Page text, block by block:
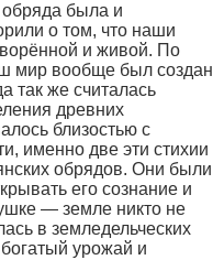
была и
о том, что наши
и живой. По
мир вообще был создан
так же считалась
древних
близостью с
именно две эти стихии
обрядов. Они были
его сознание и
— земле никто не
в земледельческих
урожай и